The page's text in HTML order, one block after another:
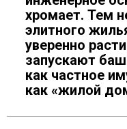
хромает. Тем
элитного
уверенно
запускают
как частное
как «жилой